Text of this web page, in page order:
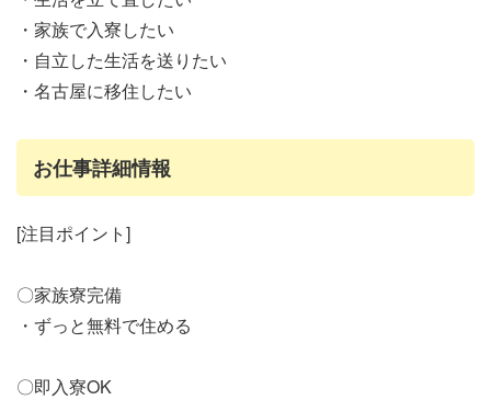
・家族で入寮したい
・自立した生活を送りたい
・名古屋に移住したい
お仕事詳細情報
[注目ポイント]
〇家族寮完備
・ずっと無料で住める
〇即入寮OK